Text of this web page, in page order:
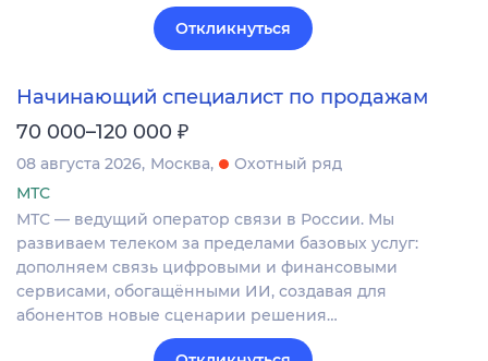
Откликнуться
Начинающий специалист по продажам
70 000–120 000 ₽
08 августа 2026 Москва
Охотный ряд
МТС
МТС — ведущий оператор связи в России. Мы
развиваем телеком за пределами базовых услуг:
дополняем связь цифровыми и финансовыми
сервисами, обогащёнными ИИ, создавая для
абонентов новые сценарии решения…